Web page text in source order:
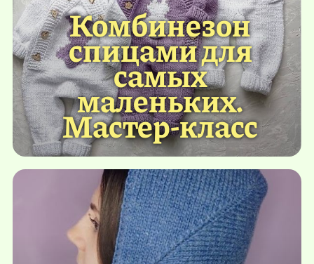
Комбинезон
спицами для
самых
маленьких.
Мастер-класс